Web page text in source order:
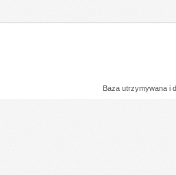
Baza utrzymywana i